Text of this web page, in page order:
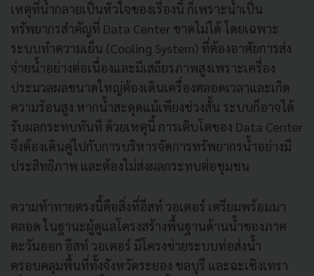
เหตุที่น้ำกลายเป็นหัวใจของเรื่องนี้ ก็เพราะน้ำเป็น
ทรัพยากรสำคัญที่ Data Center ขาดไม่ได้ โดยเฉพาะ
ระบบทำความเย็น (Cooling System) ที่ต้องอาศัยการส่ง
จ่ายน้ำอย่างต่อเนื่องและมีเสถียรภาพสูงเพราะเครื่อง
ประมวลผลขนาดใหญ่ต้องเดินเครื่องตลอดเวลาและเกิด
ความร้อนสูง หากน้ำสะดุดแม้เพียงช่วงสั้น ระบบก็อาจได้
รับผลกระทบทันที ด้วยเหตุนี้ การเติบโตของ Data Center
จึงต้องเดินคู่ไปกับการบริหารจัดการทรัพยากรน้ำอย่างมี
ประสิทธิภาพ และต้องไม่ส่งผลกระทบต่อชุมชน
ความท้าทายตรงนี้คือสิ่งที่อีสท์ วอเตอร์ เตรียมพร้อมมา
ตลอด ในฐานะผู้ดูแลโครงสร้างพื้นฐานด้านน้ำของภาค
ตะวันออก อีสท์ วอเตอร์ มีโครงข่ายระบบท่อส่งน้ำ
ครอบคลุมพื้นที่ทั้งจังหวัดระยอง ชลบุรี และฉะเชิงเทรา